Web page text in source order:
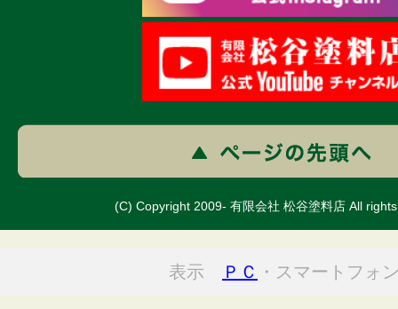
(C) Copyright 2009- 有限会社 松谷塗料店 All
表示 ＰＣ ・スマートフォ